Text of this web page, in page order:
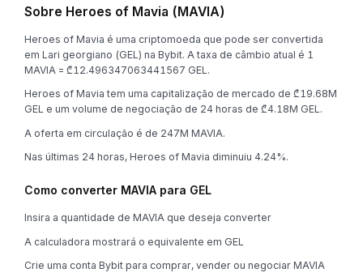
Sobre Heroes of Mavia (MAVIA)
Heroes of Mavia é uma criptomoeda que pode ser convertida
em Lari georgiano (GEL) na Bybit. A taxa de câmbio atual é 1
MAVIA = ₾12.496347063441567 GEL.
Heroes of Mavia tem uma capitalização de mercado de ₾19.68M
GEL e um volume de negociação de 24 horas de ₾4.18M GEL.
A oferta em circulação é de 247M MAVIA.
Nas últimas 24 horas, Heroes of Mavia diminuiu 4.24%.
Como converter MAVIA para GEL
Insira a quantidade de MAVIA que deseja converter
A calculadora mostrará o equivalente em GEL
Crie uma conta Bybit para comprar, vender ou negociar MAVIA